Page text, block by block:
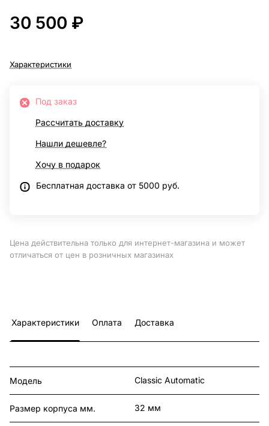
30 500 ₽
Характеристики
Под заказ
Рассчитать доставку
Нашли дешевле?
Хочу в подарок
Бесплатная доставка от 5000 руб.
Цена действительна только для интернет-магазина и может
отличаться от цен в розничных магазинах
Характеристики Оплата Доставка
Модель Classic Automatic
Размер корпуса мм. 32 мм